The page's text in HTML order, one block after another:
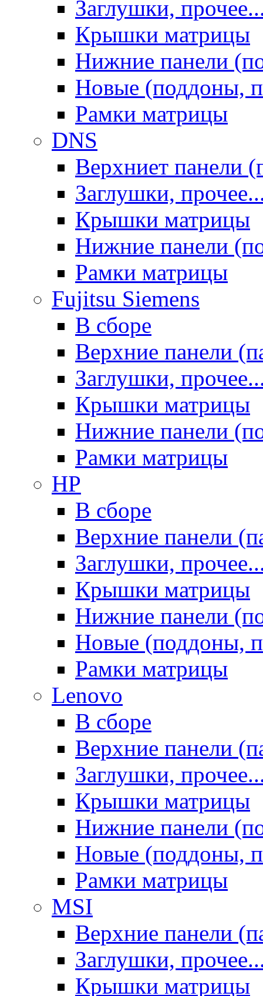
Заглушки,
Крышки матрицы
Нижние панели
Новые (поддоны,
Рамки матрицы
DNS
Верхниет панели
Заглушки,
Крышки матрицы
Нижние панели
Рамки матрицы
Fujitsu Siemens
В сборе
Верхние панели
Заглушки,
Крышки матрицы
Нижние панели
Рамки матрицы
HP
В сборе
Верхние панели
Заглушки,
Крышки матрицы
Нижние панели
Новые (поддоны,
Рамки матрицы
Lenovo
В сборе
Верхние панели
Заглушки,
Крышки матрицы
Нижние панели
Новые (поддоны,
Рамки матрицы
MSI
Верхние панели
Заглушки,
Крышки матрицы